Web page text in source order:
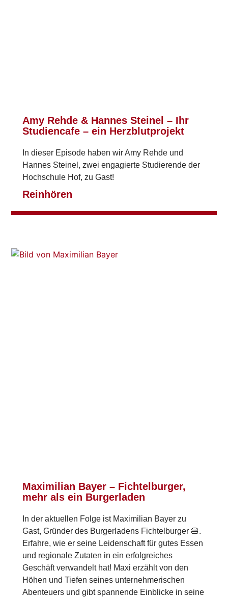
Amy Rehde & Hannes Steinel – Ihr
Studiencafe – ein Herzblutprojekt
In dieser Episode haben wir Amy Rehde und
Hannes Steinel, zwei engagierte Studierende der
Hochschule Hof, zu Gast!
Reinhören
Maximilian Bayer – Fichtelburger,
mehr als ein Burgerladen
In der aktuellen Folge ist Maximilian Bayer zu
Gast, Gründer des Burgerladens Fichtelburger 🍔.
Erfahre, wie er seine Leidenschaft für gutes Essen
und regionale Zutaten in ein erfolgreiches
Geschäft verwandelt hat! Maxi erzählt von den
Höhen und Tiefen seines unternehmerischen
Abenteuers und gibt spannende Einblicke in seine